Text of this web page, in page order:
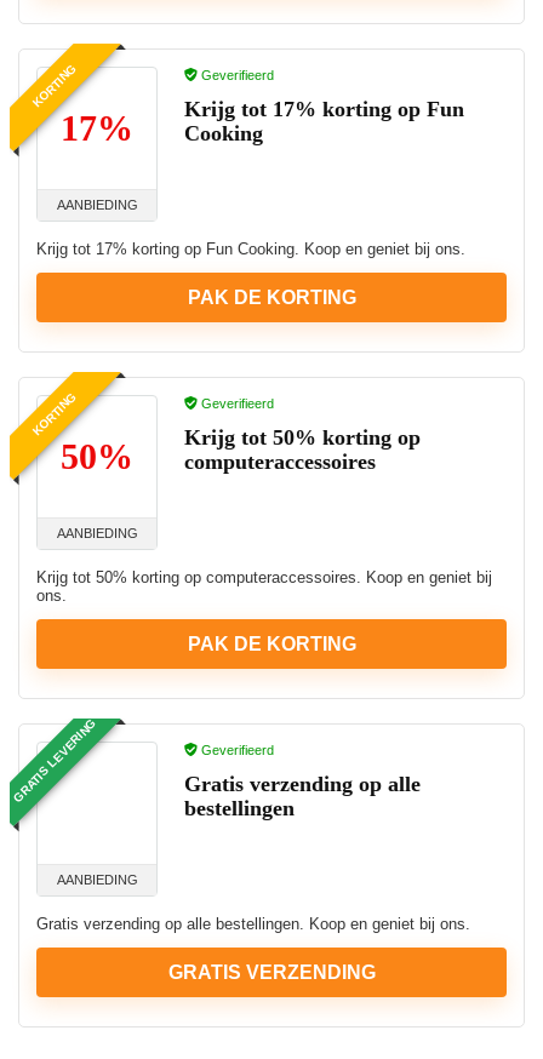
KORTING
17%
AANBIEDING
Geverifieerd
Krijg tot 17% korting op Fun
Cooking
Krijg tot 17% korting op Fun Cooking. Koop en geniet bij ons.
PAK DE KORTING
KORTING
50%
AANBIEDING
Geverifieerd
Krijg tot 50% korting op
computeraccessoires
Krijg tot 50% korting op computeraccessoires. Koop en geniet bij
ons.
PAK DE KORTING
GRATIS LEVERING
AANBIEDING
Geverifieerd
Gratis verzending op alle
bestellingen
Gratis verzending op alle bestellingen. Koop en geniet bij ons.
GRATIS VERZENDING